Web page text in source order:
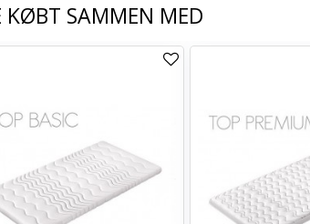
KØBT SAMMEN MED